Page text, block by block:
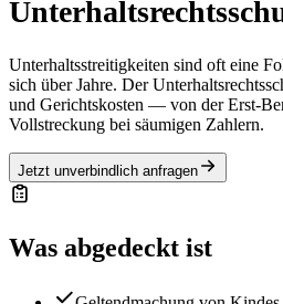
Unterhaltsstreitigkeiten sind oft eine
sich über Jahre. Der
und Gerichtskosten — von der Erst-
Vollstreckung bei säumigen Zahlern.
Jetzt unverbindlich anfragen
Was abgedeckt ist